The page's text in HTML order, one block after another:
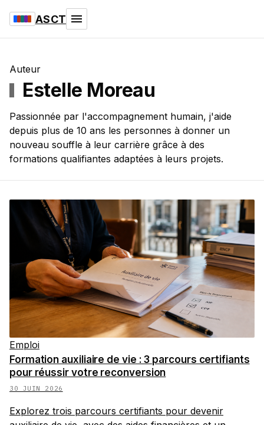
ASCT
Auteur
Estelle Moreau
Passionnée par l'accompagnement humain, j'aide
depuis plus de 10 ans les personnes à donner un
nouveau souffle à leur carrière grâce à des
formations qualifiantes adaptées à leurs projets.
Emploi
Formation auxiliaire de vie : 3 parcours certifiants
pour réussir votre reconversion
30 JUIN 2026
Explorez trois parcours certifiants pour devenir